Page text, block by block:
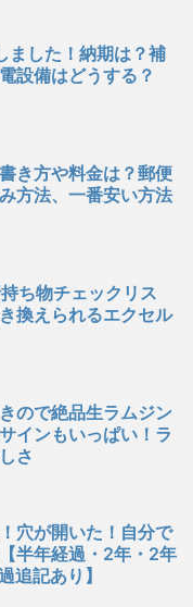
ました！納期は？補
設備はどうする？
き方や料金は？郵便
方法、一番安い方法
ち物チェックリス
換えられるエクセル
ので絶品生ラムジン
インもいっぱい！ラ
さ
穴が開いた！自分で
半年経過・2年・2年
追記あり】